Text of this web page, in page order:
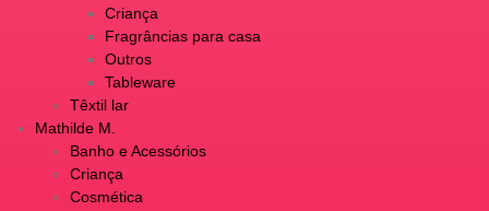
Criança
Fragrâncias para casa
Outros
Tableware
Têxtil lar
Mathilde M.
Banho e Acessórios
Criança
Cosmética